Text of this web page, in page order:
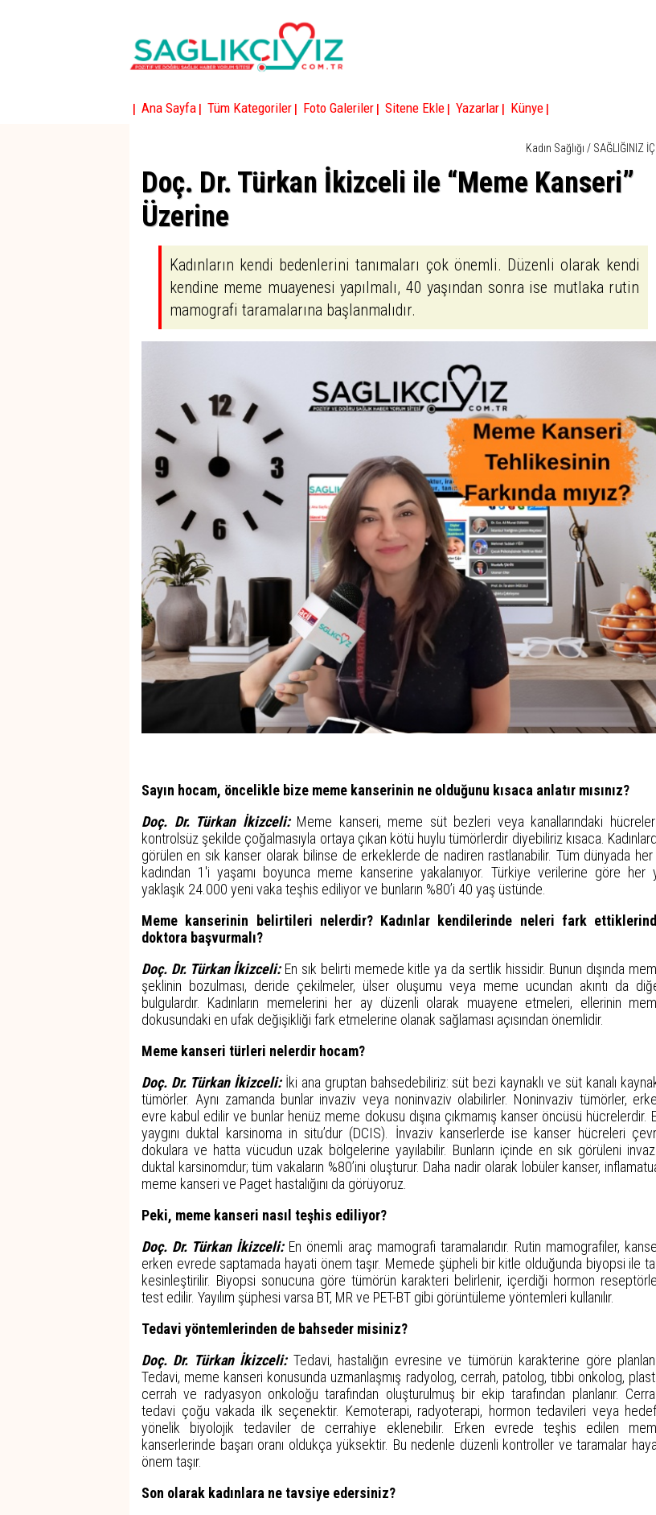
| Ana Sayfa | Tüm Kategoriler | Foto Galeriler | Sitene Ekle | Yazarlar | Künye |
Kadın Sağlığı / SAĞLIĞINIZ
Doç. Dr. Türkan İkizceli ile “Meme Kanseri”
Üzerine
Kadınların kendi bedenlerini tanımaları çok önemli. Düzenli olarak kendi
kendine meme muayenesi yapılmalı, 40 yaşından sonra ise mutlaka rutin
mamografi taramalarına başlanmalıdır.
Sayın hocam, öncelikle bize meme kanserinin ne olduğunu kısaca anlatır mısınız?
Doç. Dr. Türkan İkizceli:Meme kanseri, meme süt bezleri veya kanallarındaki
kontrolsüz şekilde çoğalmasıyla ortaya çıkan kötü huylu tümörlerdir diyebiliriz kısaca.
görülen en sık kanser olarak bilinse de erkeklerde de nadiren rastlanabilir. Tüm dünyada her
kadından 1'i yaşamı boyunca meme kanserine yakalanıyor. Türkiye verilerine göre her
yaklaşık 24.000 yeni vaka teşhis ediliyor ve bunların %80’i 40 yaş üstünde.
Meme kanserinin belirtileri nelerdir? Kadınlar kendilerinde neleri fark
doktora başvurmalı?
Doç. Dr. Türkan İkizceli: En sık belirti memede kitle ya da sertlik hissidir. Bunun dışında
şeklinin bozulması, deride çekilmeler, ülser oluşumu veya meme ucundan akıntı da
bulgulardır. Kadınların memelerini her ay düzenli olarak muayene etmeleri, ellerinin
dokusundaki en ufak değişikliği fark etmelerine olanak sağlaması açısından önemlidir.
Meme kanseri türleri nelerdir hocam?
Doç. Dr. Türkan İkizceli:İki ana gruptan bahsedebiliriz: süt bezi kaynaklı ve süt kanalı
tümörler. Aynı zamanda bunlar invaziv veya noninvaziv olabilirler. Noninvaziv tümörler,
evre kabul edilir ve bunlar henüz meme dokusu dışına çıkmamış kanser öncüsü hücrelerdir.
yaygını duktal karsinoma in situ’dur (DCIS). İnvaziv kanserlerde ise kanser hücreleri
dokulara ve hatta vücudun uzak bölgelerine yayılabilir. Bunların içinde en sık görüleni
duktal karsinomdur; tüm vakaların %80’ini oluşturur. Daha nadir olarak lobüler kanser,
meme kanseri ve Paget hastalığını da görüyoruz.
Peki, meme kanseri nasıl teşhis ediliyor?
Doç. Dr. Türkan İkizceli: En önemli araç mamografi taramalarıdır. Rutin mamografiler,
erken evrede saptamada hayati önem taşır. Memede şüpheli bir kitle olduğunda biyopsi ile
kesinleştirilir. Biyopsi sonucuna göre tümörün karakteri belirlenir, içerdiği hormon
test edilir. Yayılım şüphesi varsa BT, MR ve PET-BT gibi görüntüleme yöntemleri kullanılır.
Tedavi yöntemlerinden de bahseder misiniz?
Doç. Dr. Türkan İkizceli:Tedavi, hastalığın evresine ve tümörün karakterine göre
Tedavi, meme kanseri konusunda uzmanlaşmış radyolog, cerrah, patolog, tıbbi onkolog,
cerrah ve radyasyon onkoloğu tarafından oluşturulmuş bir ekip tarafından planlanır.
tedavi çoğu vakada ilk seçenektir. Kemoterapi, radyoterapi, hormon tedavileri veya
yönelik biyolojik tedaviler de cerrahiye eklenebilir. Erken evrede teşhis edilen
kanserlerinde başarı oranı oldukça yüksektir. Bu nedenle düzenli kontroller ve taramalar
önem taşır.
Son olarak kadınlara ne tavsiye edersiniz?